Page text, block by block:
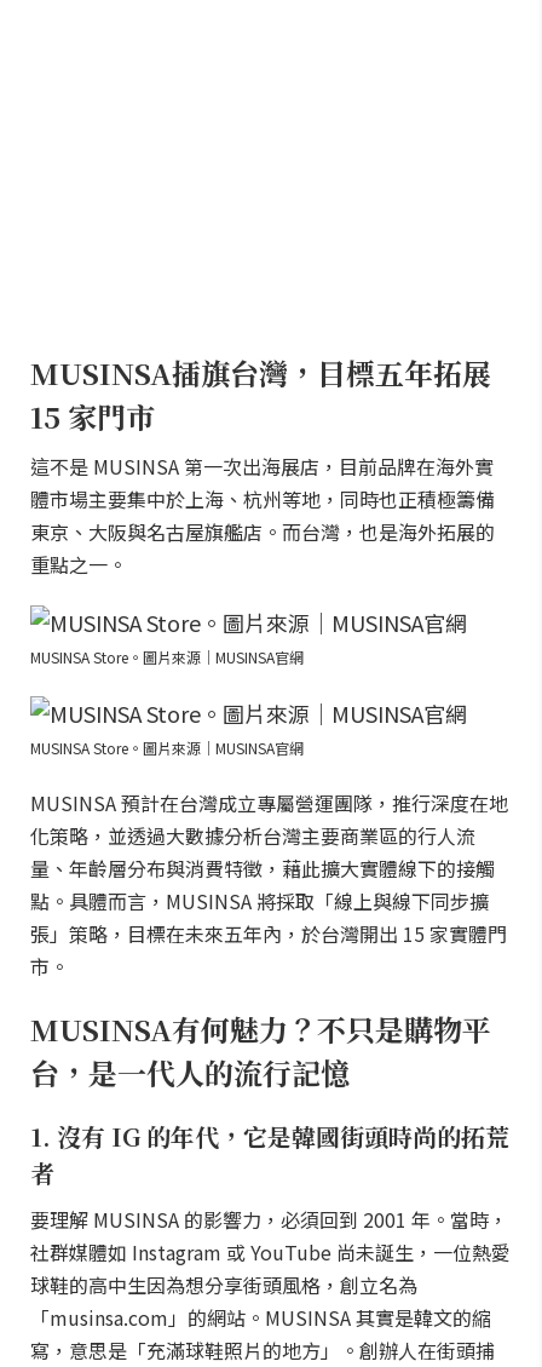
MUSINSA插旗台灣，目標五年拓展
15 家門市
這不是 MUSINSA 第一次出海展店，目前品牌在海外實
體市場主要集中於上海、杭州等地，同時也正積極籌備
東京、大阪與名古屋旗艦店。而台灣，也是海外拓展的
重點之一。
MUSINSA Store。圖片來源｜MUSINSA官網
MUSINSA Store。圖片來源｜MUSINSA官網
MUSINSA 預計在台灣成立專屬營運團隊，推行深度在地
化策略，並透過大數據分析台灣主要商業區的行人流
量、年齡層分布與消費特徵，藉此擴大實體線下的接觸
點。具體而言，MUSINSA 將採取「線上與線下同步擴
張」策略，目標在未來五年內，於台灣開出 15 家實體門
市。
MUSINSA有何魅力？不只是購物平
台，是一代人的流行記憶
1. 沒有 IG 的年代，它是韓國街頭時尚的拓荒
者
要理解 MUSINSA 的影響力，必須回到 2001 年。當時，
社群媒體如 Instagram 或 YouTube 尚未誕生，一位熱愛
球鞋的高中生因為想分享街頭風格，創立名為
「musinsa.com」的網站。MUSINSA 其實是韓文的縮
寫，意思是「充滿球鞋照片的地方」。創辦人在街頭捕